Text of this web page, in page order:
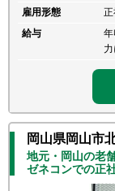
雇用形態
正
給与
力
岡山県岡山市
地元・岡山の老
ゼネコンでの正